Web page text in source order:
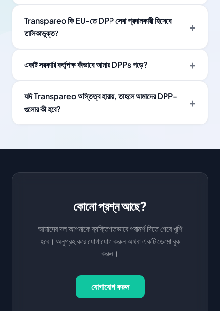
Transpareo কি EU-তে DPP সেবা প্রদানকারী হিসেবে
তালিকাভুক্ত?
একটি সরকারি কর্তৃপক্ষ কীভাবে আমার DPPs পড়ে?
যদি Transpareo অস্তিত্ব হারায়, তাহলে আমাদের DPP-
গুলোর কী হবে?
কোনো প্রশ্ন আছে?
আমাদের দল আপনাকে ব্যক্তিগতভাবে পরামর্শ দিতে পেরে খুশি
হবে। অনুগ্রহ করে যোগাযোগ করুন অথবা একটি ডেমো বুক
করুন।
যোগাযোগ করুন